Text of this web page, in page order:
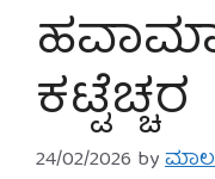
ಕಟ್ಟೆಚ್ಚರ
24/02/2026 by